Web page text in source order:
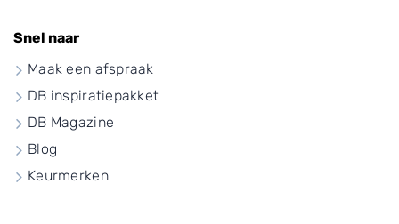
Snel naar
Maak een afspraak
DB inspiratiepakket
DB Magazine
Blog
Keurmerken